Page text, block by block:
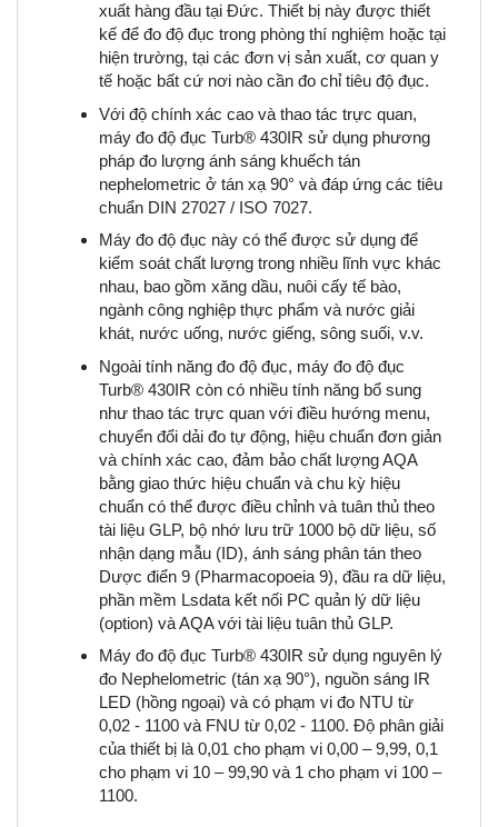
xuất hàng đầu tại Đức. Thiết bị này được thiết
kế để đo độ đục trong phòng thí nghiệm hoặc tại
hiện trường, tại các đơn vị sản xuất, cơ quan y
tế hoặc bất cứ nơi nào cần đo chỉ tiêu độ đục.
Với độ chính xác cao và thao tác trực quan,
máy đo độ đục Turb® 430IR sử dụng phương
pháp đo lượng ánh sáng khuếch tán
nephelometric ở tán xạ 90° và đáp ứng các tiêu
chuẩn DIN 27027 / ISO 7027.
Máy đo độ đục này có thể được sử dụng để
kiểm soát chất lượng trong nhiều lĩnh vực khác
nhau, bao gồm xăng dầu, nuôi cấy tế bào,
ngành công nghiệp thực phẩm và nước giải
khát, nước uống, nước giếng, sông suối, v.v.
Ngoài tính năng đo độ đục, máy đo độ đục
Turb® 430IR còn có nhiều tính năng bổ sung
như thao tác trực quan với điều hướng menu,
chuyển đổi dải đo tự động, hiệu chuẩn đơn giản
và chính xác cao, đảm bảo chất lượng AQA
bằng giao thức hiệu chuẩn và chu kỳ hiệu
chuẩn có thể được điều chỉnh và tuân thủ theo
tài liệu GLP, bộ nhớ lưu trữ 1000 bộ dữ liệu, số
nhận dạng mẫu (ID), ánh sáng phân tán theo
Dược điển 9 (Pharmacopoeia 9), đầu ra dữ liệu,
phần mềm Lsdata kết nối PC quản lý dữ liệu
(option) và AQA với tài liệu tuân thủ GLP.
Máy đo độ đục Turb® 430IR sử dụng nguyên lý
đo Nephelometric (tán xạ 90°), nguồn sáng IR
LED (hồng ngoại) và có phạm vi đo NTU từ
0,02 - 1100 và FNU từ 0,02 - 1100. Độ phân giải
của thiết bị là 0,01 cho phạm vi 0,00 – 9,99, 0,1
cho phạm vi 10 – 99,90 và 1 cho phạm vi 100 –
1100.